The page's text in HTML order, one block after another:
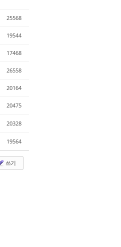
25568
19544
17468
26558
20164
20475
20328
19564
쓰기